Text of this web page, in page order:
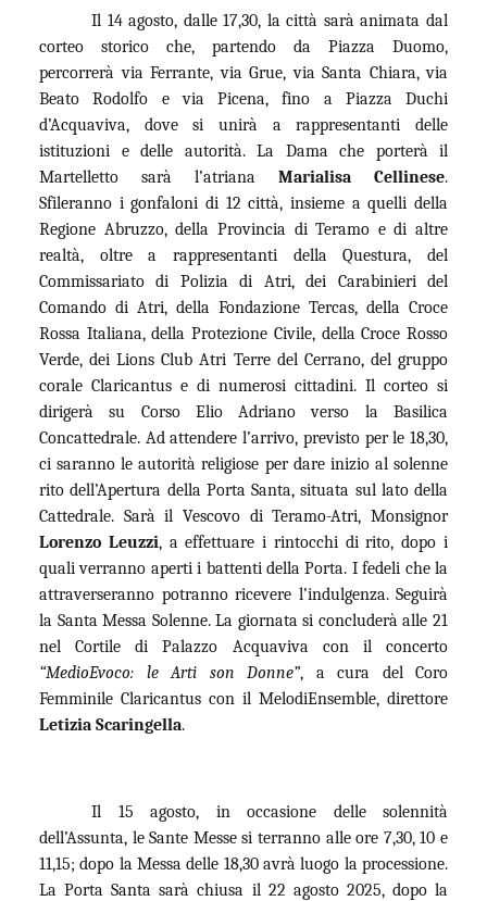
Il 14 agosto, dalle 17,30, la città sarà animata dal
corteo storico che, partendo da Piazza Duomo,
percorrerà via Ferrante, via Grue, via Santa Chiara, via
Beato Rodolfo e via Picena, fino a Piazza Duchi
d’Acquaviva, dove si unirà a rappresentanti delle
istituzioni e delle autorità. La Dama che porterà il
Martelletto sarà l’atriana Marialisa Cellinese.
Sfileranno i gonfaloni di 12 città, insieme a quelli della
Regione Abruzzo, della Provincia di Teramo e di altre
realtà, oltre a rappresentanti della Questura, del
Commissariato di Polizia di Atri, dei Carabinieri del
Comando di Atri, della Fondazione Tercas, della Croce
Rossa Italiana, della Protezione Civile, della Croce Rosso
Verde, dei Lions Club Atri Terre del Cerrano, del gruppo
corale Claricantus e di numerosi cittadini. Il corteo si
dirigerà su Corso Elio Adriano verso la Basilica
Concattedrale. Ad attendere l’arrivo, previsto per le 18,30,
ci saranno le autorità religiose per dare inizio al solenne
rito dell’Apertura della Porta Santa, situata sul lato della
Cattedrale. Sarà il Vescovo di Teramo-Atri, Monsignor
Lorenzo Leuzzi, a effettuare i rintocchi di rito, dopo i
quali verranno aperti i battenti della Porta. I fedeli che la
attraverseranno potranno ricevere l’indulgenza. Seguirà
la Santa Messa Solenne. La giornata si concluderà alle 21
nel Cortile di Palazzo Acquaviva con il concerto
“MedioEvoco: le Arti son Donne”, a cura del Coro
Femminile Claricantus con il MelodiEnsemble, direttore
Letizia Scaringella.
Il 15 agosto, in occasione delle solennità
dell’Assunta, le Sante Messe si terranno alle ore 7,30, 10 e
11,15; dopo la Messa delle 18,30 avrà luogo la processione.
La Porta Santa sarà chiusa il 22 agosto 2025, dopo la